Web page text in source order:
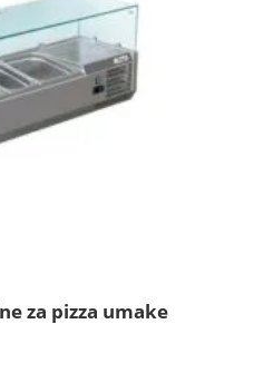
za pizza umake